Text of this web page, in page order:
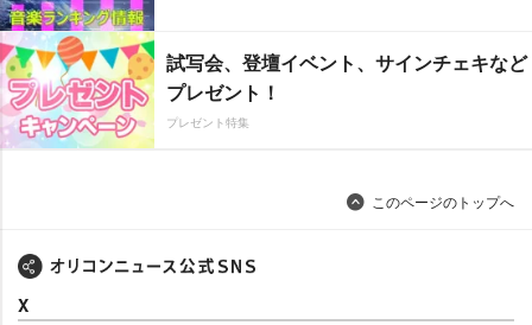
試写会、登壇イベント、サインチェキなど
プレゼント！
プレゼント特集
このページのトップへ
X